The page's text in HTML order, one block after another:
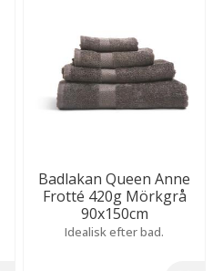
Badlakan Queen Anne
Frotté 420g Mörkgrå
90x150cm
Idealisk efter bad.